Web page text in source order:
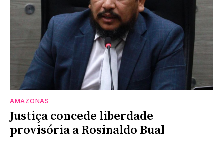
AMAZONAS
Justiça concede liberdade
provisória a Rosinaldo Bual